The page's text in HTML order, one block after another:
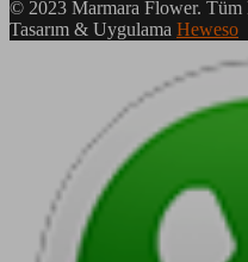
© 2023 Marmara Flower. Tüm
Tasarım & Uygulama Heweso